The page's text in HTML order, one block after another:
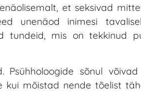
et seksivad
unenäod inimesi
tundeid, mis on tekkinud
sõnul
mõistad nende tõelist